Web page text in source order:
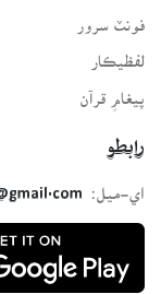
لفظيڪار
پيغامِ قرآن
رابطو
اي-ميل: